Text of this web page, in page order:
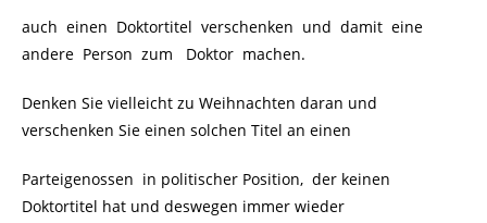
auch einen Doktortitel verschenken und damit eine
andere Person zum Doktor machen.
Denken Sie vielleicht zu Weihnachten daran und
verschenken Sie einen solchen Titel an einen
Parteigenossen in politischer Position, der keinen
Doktortitel hat und deswegen immer wieder